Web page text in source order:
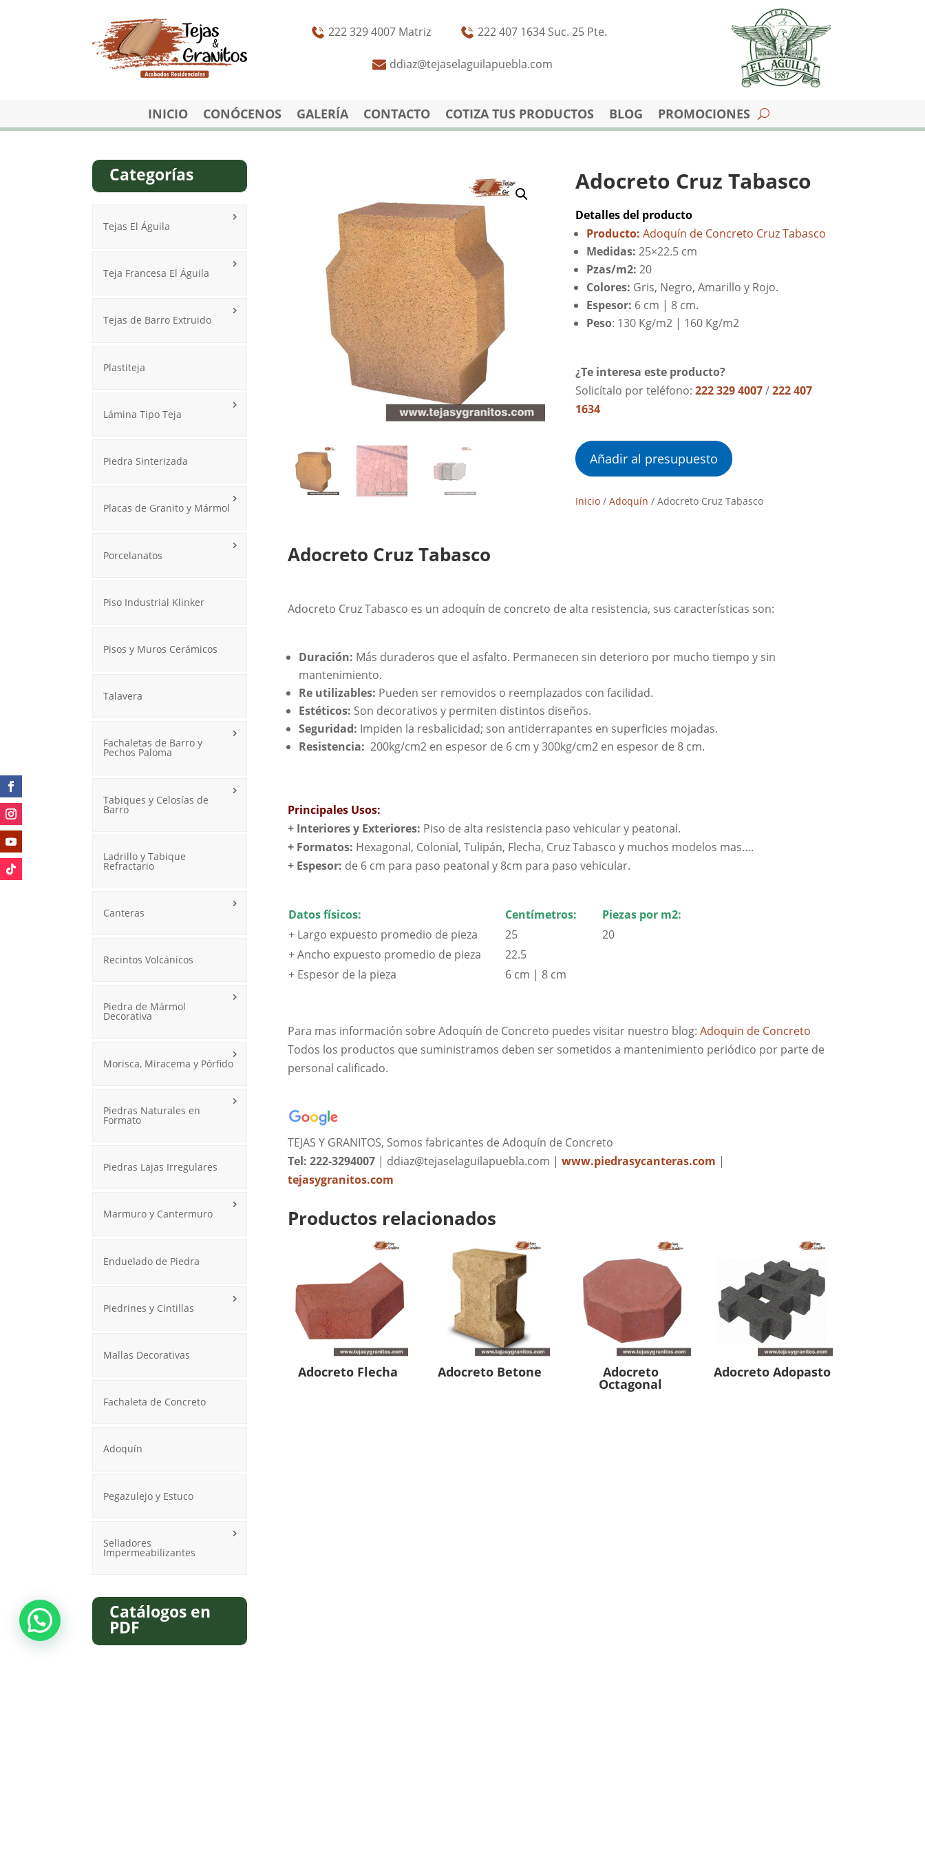
222 329 4007 Matriz 222 407 1634 Suc. 25 Pte.
ddiaz@tejaselaguilapuebla.com
INICIO CONÓCENOS GALERÍA CONTACTO COTIZA TUS PRODUCTOS BLOG PROMOCIONES
Categorías
Tejas El Águila
Teja Francesa El Águila
Tejas de Barro Extruido
Plastiteja
Lámina Tipo Teja
Piedra Sinterizada
Placas de Granito y Mármol
Porcelanatos
Piso Industrial Klinker
Pisos y Muros Cerámicos
Talavera
Fachaletas de Barro y
Pechos Paloma
Tabiques y Celosías de
Barro
Ladrillo y Tabique
Refractario
Canteras
Recintos Volcánicos
Piedra de Mármol
Decorativa
Morisca, Miracema y Pórfido
Piedras Naturales en
Formato
Piedras Lajas Irregulares
Marmuro y Cantermuro
Enduelado de Piedra
Piedrines y Cintillas
Mallas Decorativas
Fachaleta de Concreto
Adoquín
Pegazulejo y Estuco
Selladores
Impermeabilizantes
Catálogos en
PDF
Adocreto Cruz Tabasco
Detalles del producto
Producto: Adoquín de Concreto Cruz Tabasco
Medidas: 25×22.5 cm
Pzas/m2: 20
Colores: Gris, Negro, Amarillo y Rojo.
Espesor: 6 cm | 8 cm.
Peso: 130 Kg/m2 | 160 Kg/m2
¿Te interesa este producto?
Solicítalo por teléfono: 222 329 4007/222 407
1634
Añadir al presupuesto
Inicio/ Adoquín / Adocreto Cruz Tabasco
Adocreto Cruz Tabasco
Adocreto Cruz Tabasco es un adoquín de concreto de alta resistencia, sus características son:
Duración: Más duraderos que el asfalto. Permanecen sin deterioro por mucho tiempo y sin
mantenimiento.
Re utilizables: Pueden ser removidos o reemplazados con facilidad.
Estéticos: Son decorativos y permiten distintos diseños.
Seguridad: Impiden la resbalicidad; son antiderrapantes en superficies mojadas.
Resistencia: 200kg/cm2 en espesor de 6 cm y 300kg/cm2 en espesor de 8 cm.
Principales Usos:
+ Interiores y Exteriores: Piso de alta resistencia paso vehicular y peatonal.
+ Formatos: Hexagonal, Colonial, Tulipán, Flecha, Cruz Tabasco y muchos modelos mas….
+ Espesor: de 6 cm para paso peatonal y 8cm para paso vehicular.
Datos físicos: Centímetros:
Piezas por m2:
+ Largo expuesto promedio de pieza
25
20
+ Ancho expuesto promedio de pieza
22.5
+ Espesor de la pieza
6 cm | 8 cm
Para mas información sobre Adoquín de Concreto puedes visitar nuestro blog: Adoquin de Concreto
Todos los productos que suministramos deben ser sometidos a mantenimiento periódico por parte de
personal calificado.
TEJAS Y GRANITOS, Somos fabricantes de Adoquín de Concreto
Tel: 222-3294007| ddiaz@tejaselaguilapuebla.com | www.piedrasycanteras.com |
tejasygranitos.com
Productos relacionados
Adocreto Flecha Adocreto Betone Adocreto
Octagonal
Adocreto Adopasto